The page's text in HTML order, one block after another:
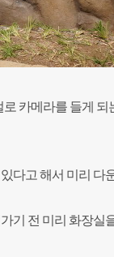
카메라를 들게 되
다고 해서 미리 다
기 전 미리 화장실